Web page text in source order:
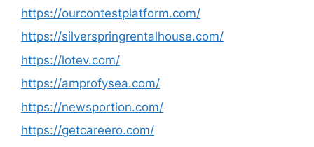
https://ourcontestplatform.com/
https://silverspringrentalhouse.com/
https://lotev.com/
https://amprofysea.com/
https://newsportion.com/
https://getcareero.com/